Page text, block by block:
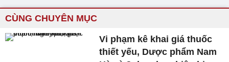
CÙNG CHUYÊN MỤC
Vi phạm kê khai giá thuốc
thiết yếu, Dược phẩm Nam